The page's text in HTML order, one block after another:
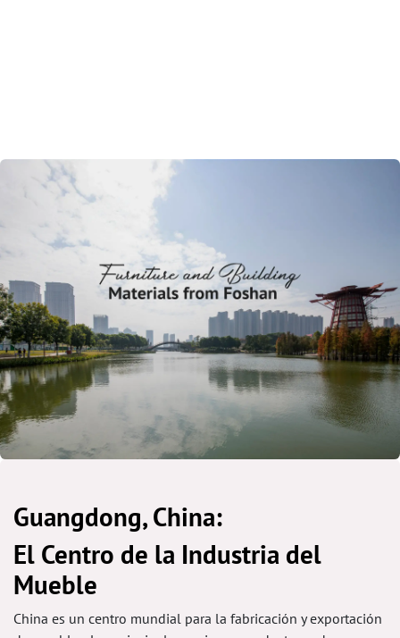
Guangdong, China:
El Centro de la Industria del
Mueble
China es un centro mundial para la fabricación y exportación